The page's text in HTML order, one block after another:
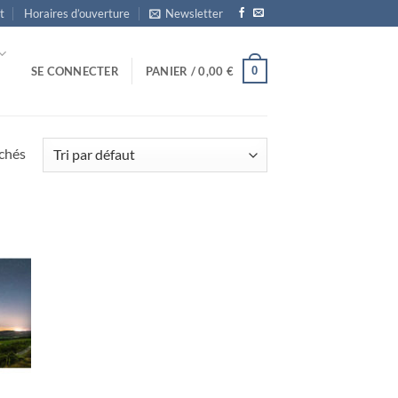
Horaires d’ouverture Newsletter
SE CONNECTER PANIER /0,00 € 0